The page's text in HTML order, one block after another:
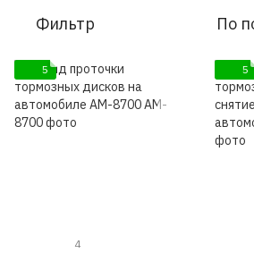
Фильтр По
5
4
5